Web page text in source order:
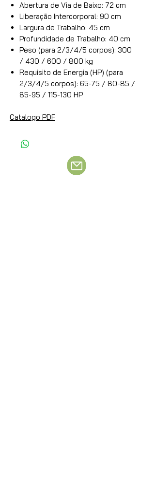
Abertura de Via de Baixo: 72 cm
Liberação Intercorporal: 90 cm
Largura de Trabalho: 45 cm
Profundidade de Trabalho: 40 cm
Peso (para 2/3/4/5 corpos): 300
/ 430 / 600 / 800 kg
Requisito de Energia (HP) (para
2/3/4/5 corpos): 65-75 / 80-85 /
85-95 / 115-130 HP
Catalogo PDF